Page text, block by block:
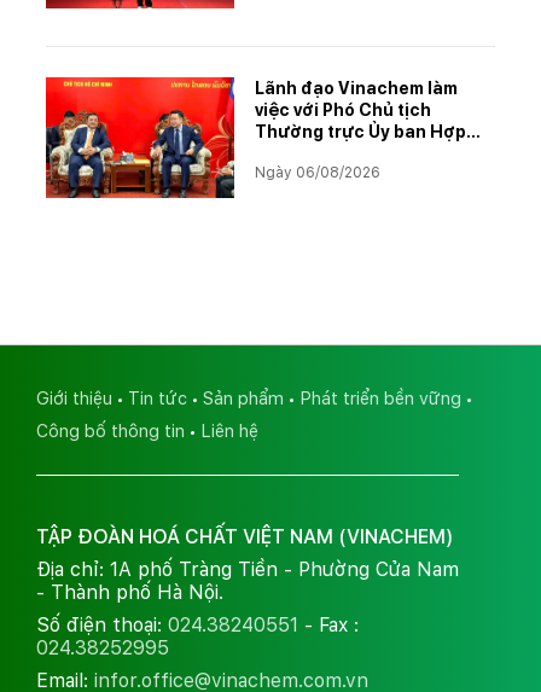
Lãnh đạo Vinachem làm
việc với Phó Chủ tịch
Thường trực Ủy ban Hợp
đẩy triển khai Dự án Kali
Ngày 06/08/2026
Giới thiệu Tin tức Sản phẩm
Phát triển bền vững
Công bố thông tin
Liên hệ
TẬP ĐOÀN HOÁ CHẤT VIỆT NAM (VINACHEM)
Địa chỉ: 1A phố Tràng Tiền - Phường Cửa Nam
- Thành phố Hà Nội.
Số điện thoại: 024.38240551 - Fax :
024.38252995
Email: infor.office@vinachem.com.vn